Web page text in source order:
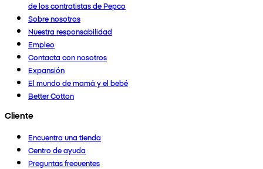
de los contratistas de Pepco
Sobre nosotros
Nuestra responsabilidad
Empleo
Contacta con nosotros
Expansión
El mundo de mamá y el bebé
Better Cotton
Cliente
Encuentra una tienda
Centro de ayuda
Preguntas frecuentes